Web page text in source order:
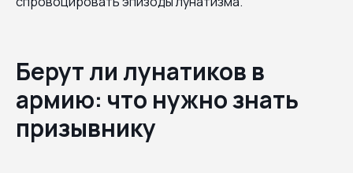
Берут ли лунатиков в
армию: что нужно знать
призывнику